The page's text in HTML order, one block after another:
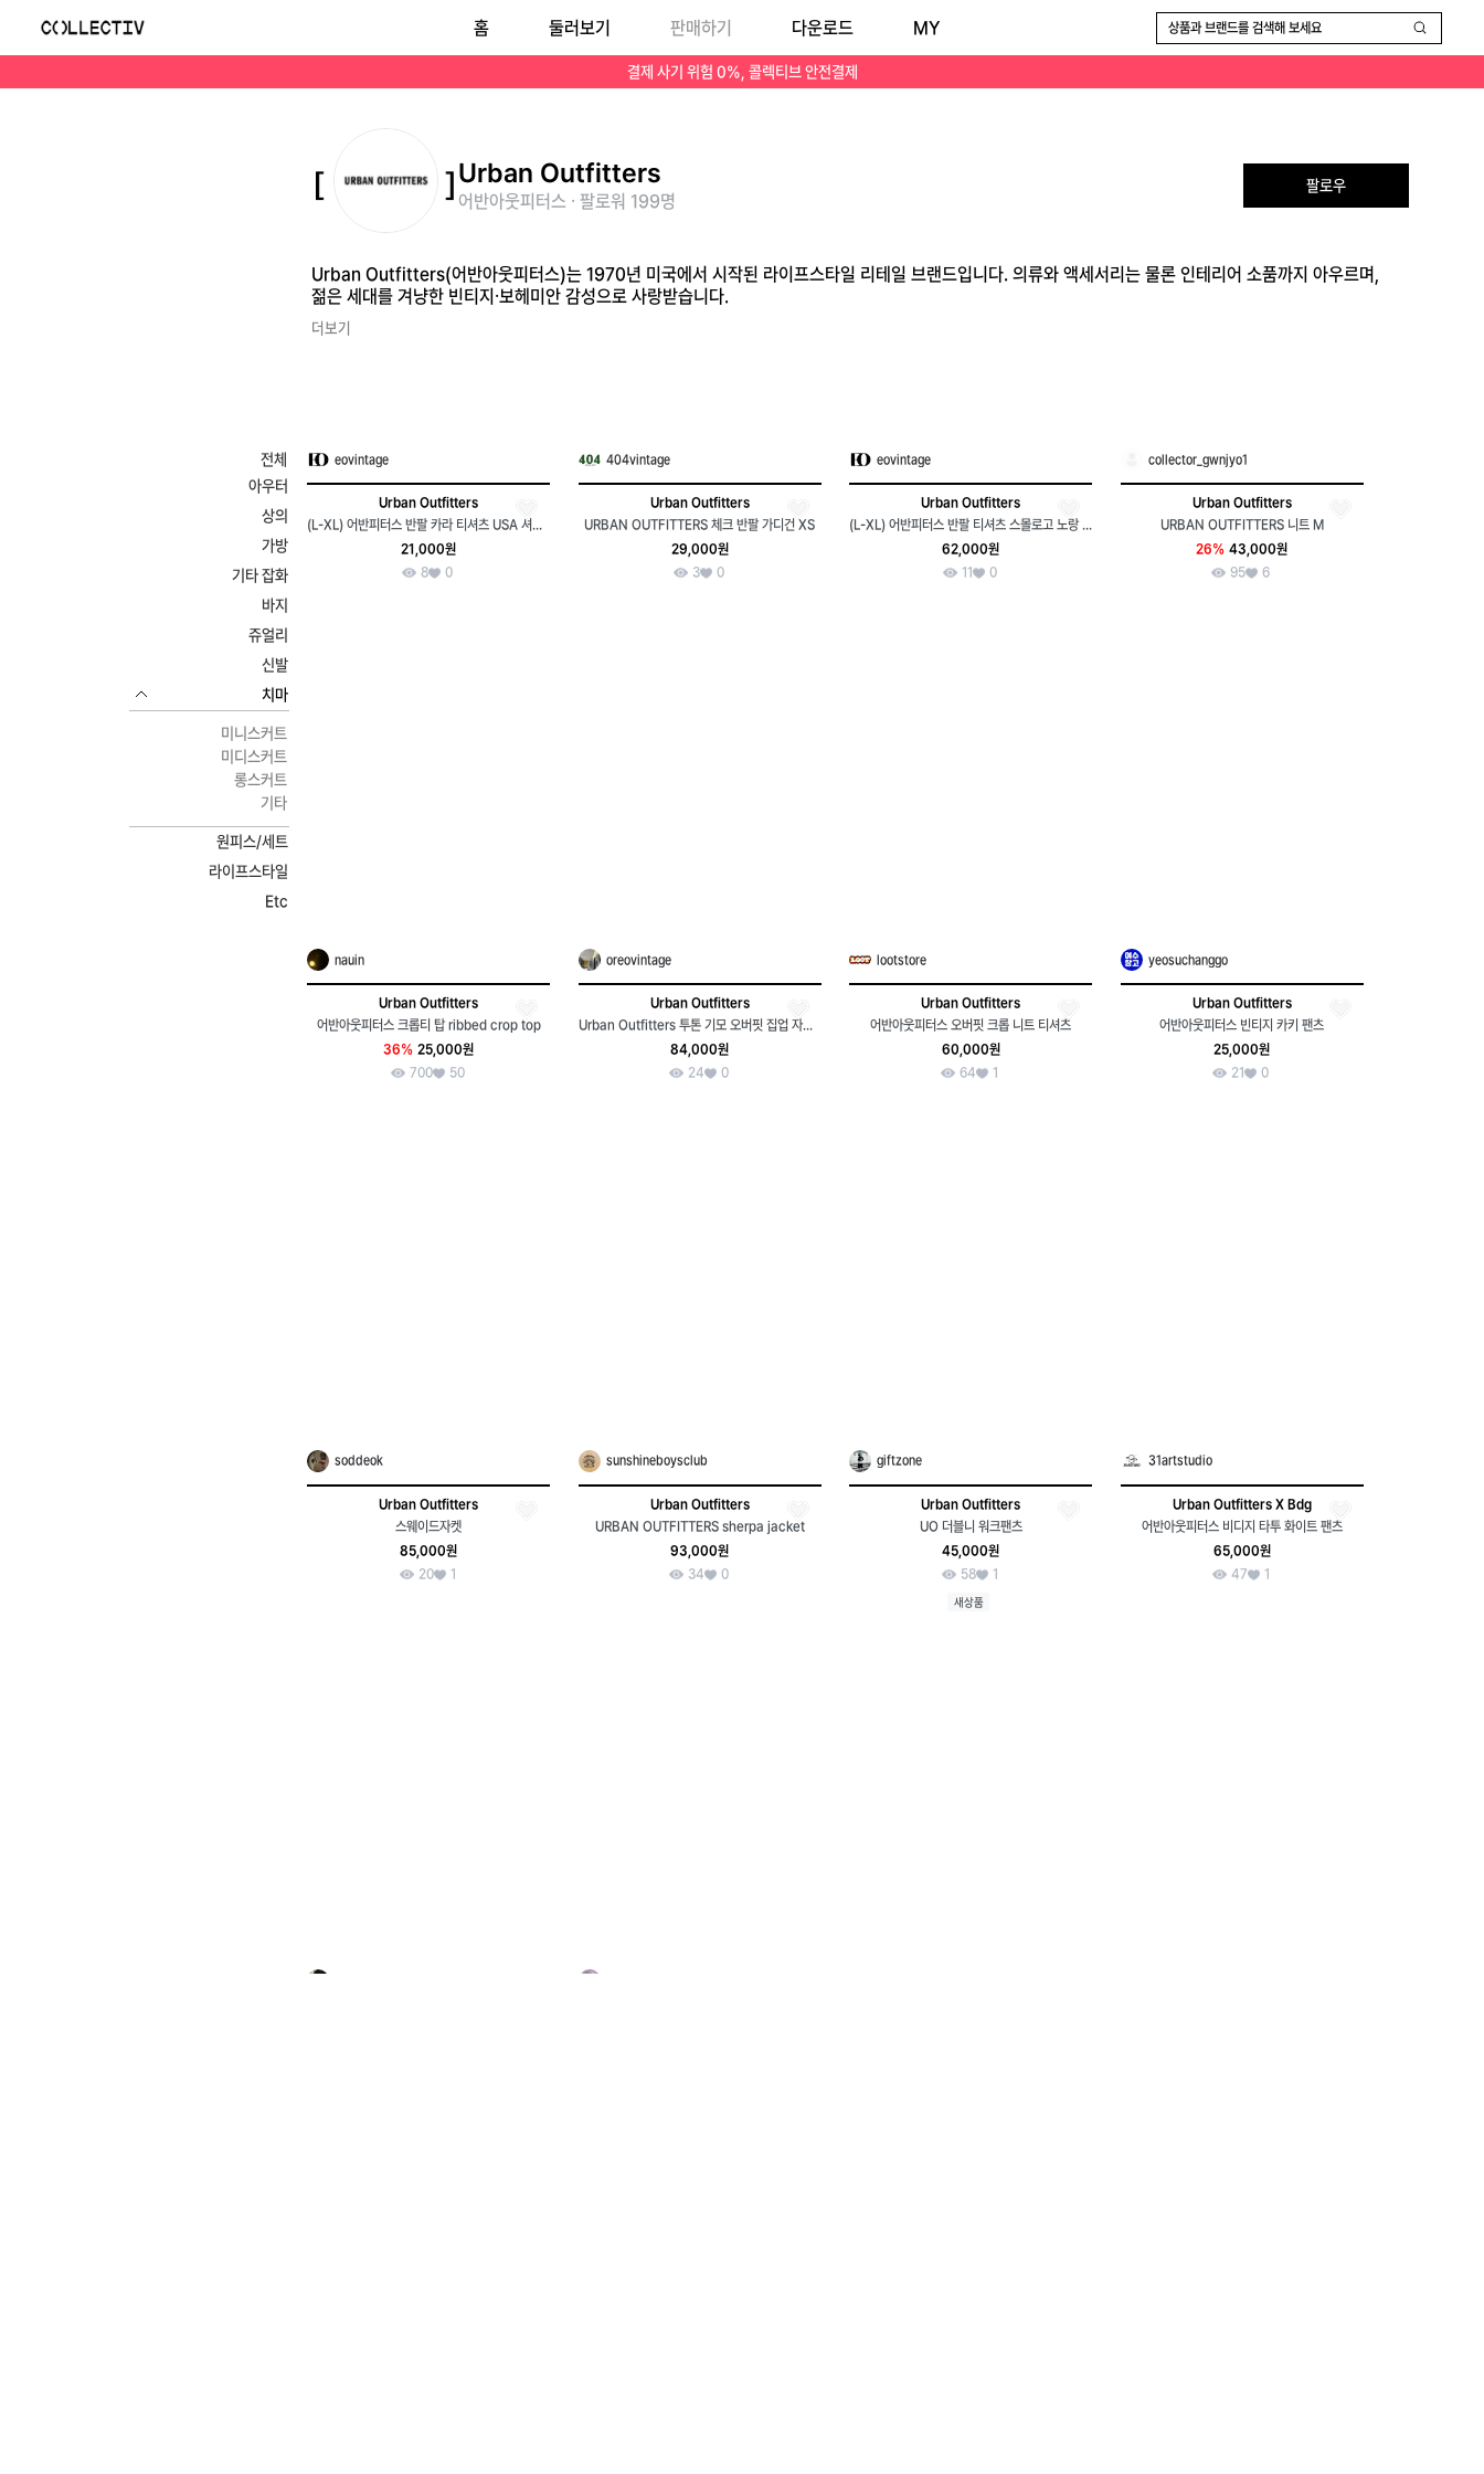
Urban Outfitters(어반아웃피터스)는 1970년 미국에서 시작된 라이프스타일 리테일 브랜드입니다. 의류와 액세서리는 물론 인테리어 소품까지 아우르며, 젊은 세대를 겨냥한 빈티지·보헤미안 감성으로 사랑받습니다.
결제 사기 위험 0%, 콜렉티브 안전결제
홈 둘러보기 판매하기 다운로드 MY 상품과 브랜드를 검색해 보세요
Urban Outfitters
어반아웃피터스 · 팔로워 199명
팔로우
Urban Outfitters(어반아웃피터스)는 1970년 미국에서 시작된 라이프스타일 리테일 브랜드입니다. 의류와 액세서리는 물론 인테리어 소품까지 아우르며,
젊은 세대를 겨냥한 빈티지·보헤미안 감성으로 사랑받습니다.
더보기
전체
아우터
상의
가방
기타 잡화
바지
쥬얼리
신발
치마
미니스커트
미디스커트
롱스커트
기타
원피스/세트
라이프스타일
Etc
eovintage
Urban Outfitters
(L-XL) 어반피터스 반팔 카라 티셔츠 USA 셔츠 남방-H36289
21,000원
8
0
404vintage
Urban Outfitters
URBAN OUTFITTERS 체크 반팔 가디건 XS
29,000원
3
0
eovintage
Urban Outfitters
(L-XL) 어반피터스 반팔 티셔츠 스몰로고 노랑 아메카지-H34616
62,000원
11
0
collector_gwnjyo1
Urban Outfitters
URBAN OUTFITTERS 니트 M
26% 43,000원
95
6
nauin
Urban Outfitters
어반아웃피터스 크롭티 탑 ribbed crop top
36% 25,000원
700
50
oreovintage
Urban Outfitters
Urban Outfitters 투톤 기모 오버핏 집업 자켓 XL
84,000원
24
0
lootstore
Urban Outfitters
어반아웃피터스 오버핏 크롭 니트 티셔츠
60,000원
64
1
yeosuchanggo
Urban Outfitters
어반아웃피터스 빈티지 카키 팬츠
25,000원
21
0
soddeok
Urban Outfitters
스웨이드자켓
85,000원
20
1
sunshineboysclub
Urban Outfitters
URBAN OUTFITTERS sherpa jacket
93,000원
34
0
giftzone
Urban Outfitters
UO 더블니 워크팬츠
45,000원
58
1
새상품
31artstudio
Urban Outfitters X Bdg
어반아웃피터스 비디지 타투 화이트 팬츠
65,000원
47
1